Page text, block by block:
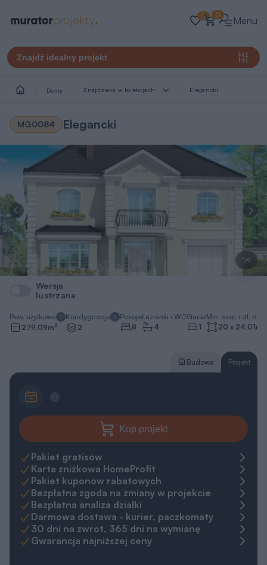
0 0 Menu
Znajdź idealny projekt
Domy Znajdziesz w kolekcjach Elegancki
MG0084 Elegancki
1/9
Wersja
lustrzana
Pow. użytkowa
279,09m2
Kondygnacje
2
Pokoje
8
Łazienki i WC
4
Garaż
1
Min. szer. i dł.
20 x 24,01m
Budowa Projekt
Kup projekt
Pakiet gratisów
Karta zniżkowa HomeProfit
Pakiet kuponów rabatowych
Bezpłatna zgoda na zmiany w projekcie
Bezpłatna analiza działki
Darmowa dostawa - kurier, paczkomaty
30 dni na zwrot, 365 dni na wymianę
Gwarancja najniższej ceny